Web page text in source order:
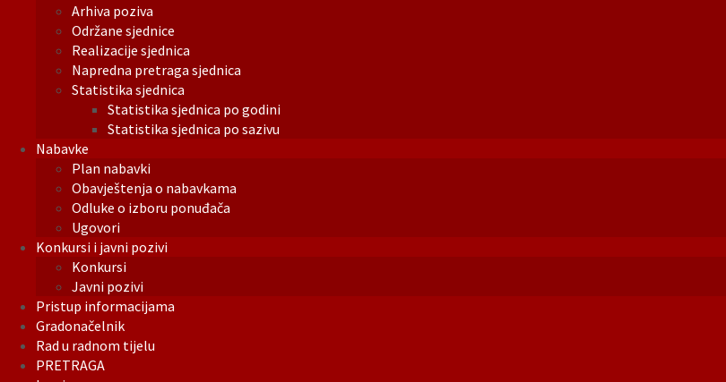
Arhiva poziva
Održane sjednice
Realizacije sjednica
Napredna pretraga sjednica
Statistika sjednica
Statistika sjednica po godini
Statistika sjednica po sazivu
Nabavke
Plan nabavki
Obavještenja o nabavkama
Odluke o izboru ponuđača
Ugovori
Konkursi i javni pozivi
Konkursi
Javni pozivi
Pristup informacijama
Gradonačelnik
Rad u radnom tijelu
PRETRAGA